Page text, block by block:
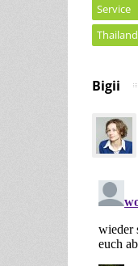
Service
Thailand
Bigii